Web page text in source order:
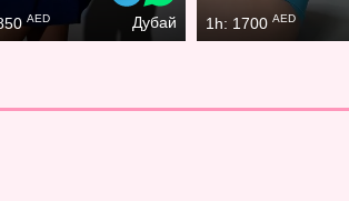
AED Дубай 1h: 1700 AED